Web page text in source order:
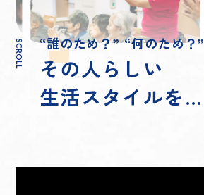
“誰のため？” “何のため？”
その人らしい
生活スタイルを…
SCROLL